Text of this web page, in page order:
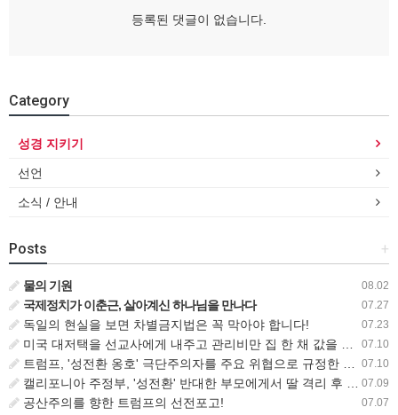
등록된 댓글이 없습니다.
Category
성경 지키기
선언
소식 / 안내
+
Posts
08.02
물의 기원
07.27
국제정치가 이춘근, 살아계신 하나님을 만나다
07.23
독일의 현실을 보면 차별금지법은 꼭 막아야 합니다!
07.10
미국 대저택을 선교사에게 내주고 관리비만 집 한 채 값을 내는 비즈니스맨
07.10
트럼프, '성전환 옹호' 극단주의자를 주요 위협으로 규정한 새로운 대테러 전략 서명
07.09
캘리포니아 주정부, '성전환' 반대한 부모에게서 딸 격리 후 입양 절차 밟아
07.07
공산주의를 향한 트럼프의 선전포고!